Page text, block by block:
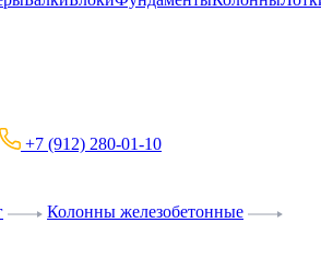
+7 (912) 280-01-10
Колонны железобетонные